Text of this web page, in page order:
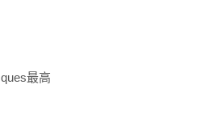
最高